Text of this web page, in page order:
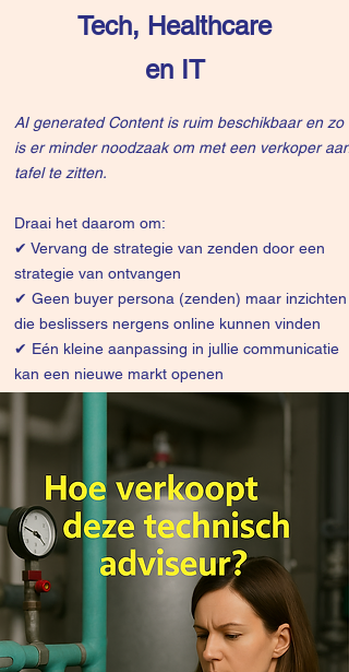
Tech, Healthcare
en IT
AI generated Content is ruim beschikbaar en zo
is er minder noodzaak om met een verkoper aan
tafel te zitten.
Draai het daarom om:
✔ Vervang de strategie van zenden door een
strategie van ontvangen
✔ Geen buyer persona (zenden) maar inzichten
die beslissers nergens online kunnen vinden
✔ Eén kleine aanpassing in jullie communicatie
kan een nieuwe markt openen